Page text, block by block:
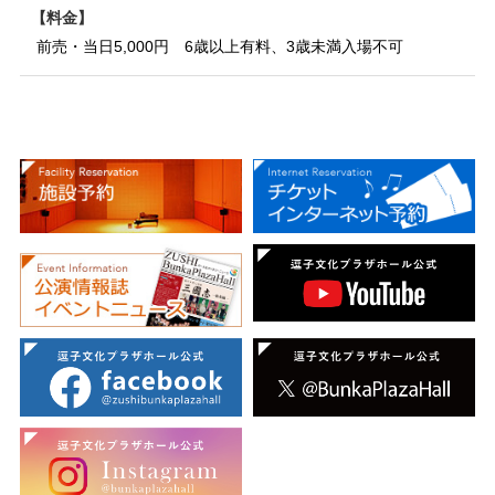
料金
前売・当日5,000円 6歳以上有料、3歳未満入場不可